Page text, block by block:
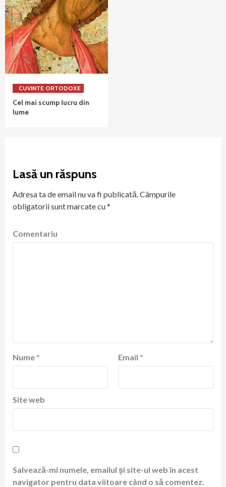
CUVINTE ORTODOXE
Cel mai scump lucru din
lume
Lasă un răspuns
Adresa ta de email nu va fi publicată. Câmpurile
obligatorii sunt marcate cu*
Comentariu
Nume * Email *
Site web
Salvează-mi numele, emailul și site-ul web în acest
navigator pentru data viitoare când o să comentez.